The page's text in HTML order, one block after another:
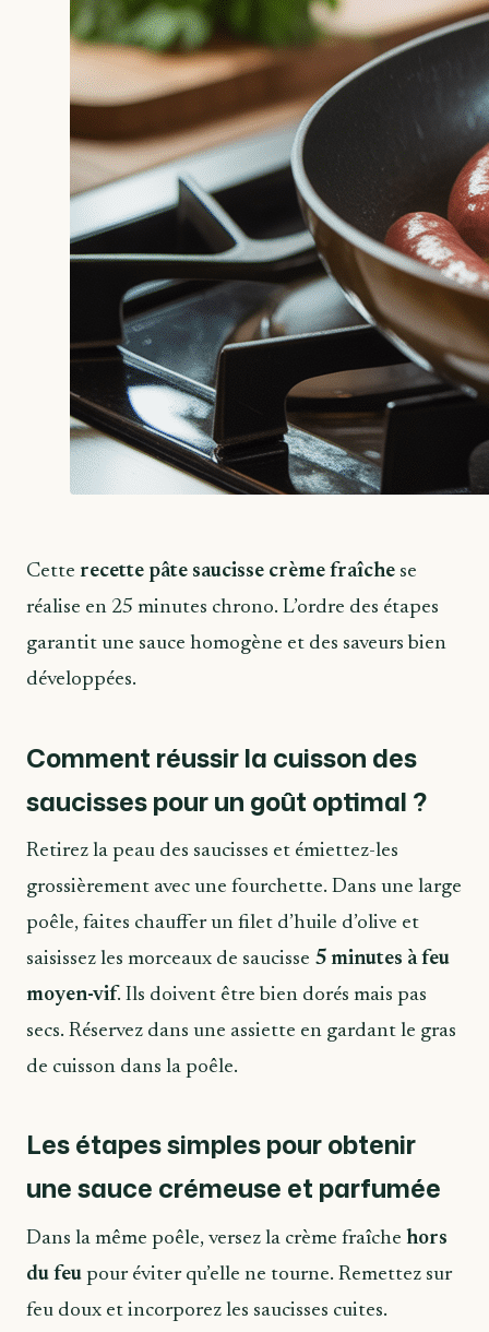
Cette recette pâte saucisse crème fraîche se
réalise en 25 minutes chrono. L’ordre des étapes
garantit une sauce homogène et des saveurs bien
développées.
Comment réussir la cuisson des
saucisses pour un goût optimal ?
Retirez la peau des saucisses et émiettez-les
grossièrement avec une fourchette. Dans une large
poêle, faites chauffer un filet d’huile d’olive et
saisissez les morceaux de saucisse 5 minutes à feu
moyen-vif. Ils doivent être bien dorés mais pas
secs. Réservez dans une assiette en gardant le gras
de cuisson dans la poêle.
Les étapes simples pour obtenir
une sauce crémeuse et parfumée
Dans la même poêle, versez la crème fraîche hors
du feu pour éviter qu’elle ne tourne. Remettez sur
feu doux et incorporez les saucisses cuites.